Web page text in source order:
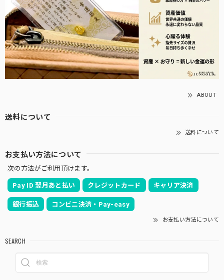
ABOUT
送料について
送料について
お支払い方法について
次の方法がご利用頂けます。
Pay ID 翌月あと払い クレジットカード キャリア決済
銀行振込 コンビニ決済・Pay-easy
お支払い方法について
SEARCH